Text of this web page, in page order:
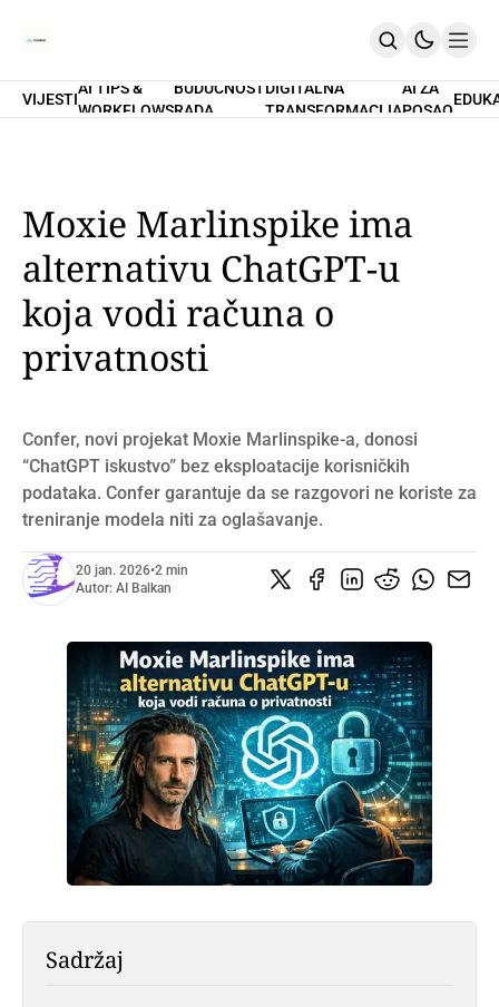
Home
PRETPLATI SE
VIJESTI
AI TIPS &
WORKFLOWS
BUDUĆNOST
RADA
DIGITALNA
TRANSFORMACIJA
AI ZA
POSAO
Moxie Marlinspike ima
alternativu ChatGPT-u
koja vodi računa o
privatnosti
Confer, novi projekat Moxie Marlinspike-a, donosi
“ChatGPT iskustvo” bez eksploatacije korisničkih
podataka. Confer garantuje da se razgovori ne koriste za
treniranje modela niti za oglašavanje.
20 jan. 2026•2 min
Autor: AI Balkan
Sadržaj